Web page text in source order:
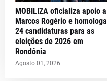
MOBILIZA oficializa apoio a
Marcos Rogério e homologa
24 candidaturas para as
eleições de 2026 em
Rondônia
Agosto 01, 2026